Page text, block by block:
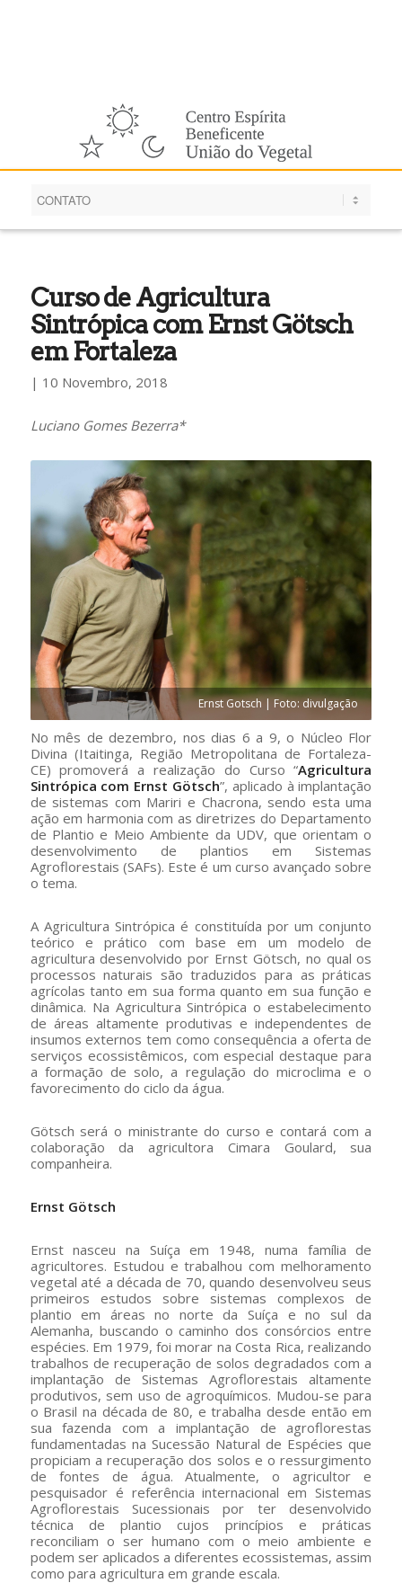
Curso de Agricultura
Sintrópica com Ernst Götsch
em Fortaleza
| 10 Novembro, 2018
Luciano Gomes Bezerra*
Ernst Gotsch | Foto: divulgação
No mês de dezembro, nos dias 6 a 9, o Núcleo Flor
Divina (Itaitinga, Região Metropolitana de Fortaleza-
CE) promoverá a realização do Curso “Agricultura
Sintrópica com Ernst Götsch”, aplicado à implantação
de sistemas com Mariri e Chacrona, sendo esta uma
ação em harmonia com as diretrizes do Departamento
de Plantio e Meio Ambiente da UDV, que orientam o
desenvolvimento de plantios em Sistemas
Agroflorestais (SAFs). Este é um curso avançado sobre
o tema.
A Agricultura Sintrópica é constituída por um conjunto
teórico e prático com base em um modelo de
agricultura desenvolvido por Ernst Götsch, no qual os
processos naturais são traduzidos para as práticas
agrícolas tanto em sua forma quanto em sua função e
dinâmica. Na Agricultura Sintrópica o estabelecimento
de áreas altamente produtivas e independentes de
insumos externos tem como consequência a oferta de
serviços ecossistêmicos, com especial destaque para
a formação de solo, a regulação do microclima e o
favorecimento do ciclo da água.
Götsch será o ministrante do curso e contará com a
colaboração da agricultora Cimara Goulard, sua
companheira.
Ernst Götsch
Ernst nasceu na Suíça em 1948, numa família de
agricultores. Estudou e trabalhou com melhoramento
vegetal até a década de 70, quando desenvolveu seus
primeiros estudos sobre sistemas complexos de
plantio em áreas no norte da Suíça e no sul da
Alemanha, buscando o caminho dos consórcios entre
espécies. Em 1979, foi morar na Costa Rica, realizando
trabalhos de recuperação de solos degradados com a
implantação de Sistemas Agroflorestais altamente
produtivos, sem uso de agroquímicos. Mudou-se para
o Brasil na década de 80, e trabalha desde então em
sua fazenda com a implantação de agroflorestas
fundamentadas na Sucessão Natural de Espécies que
propiciam a recuperação dos solos e o ressurgimento
de fontes de água. Atualmente, o agricultor e
pesquisador é referência internacional em Sistemas
Agroflorestais Sucessionais por ter desenvolvido
técnica de plantio cujos princípios e práticas
reconciliam o ser humano com o meio ambiente e
podem ser aplicados a diferentes ecossistemas, assim
como para agricultura em grande escala.